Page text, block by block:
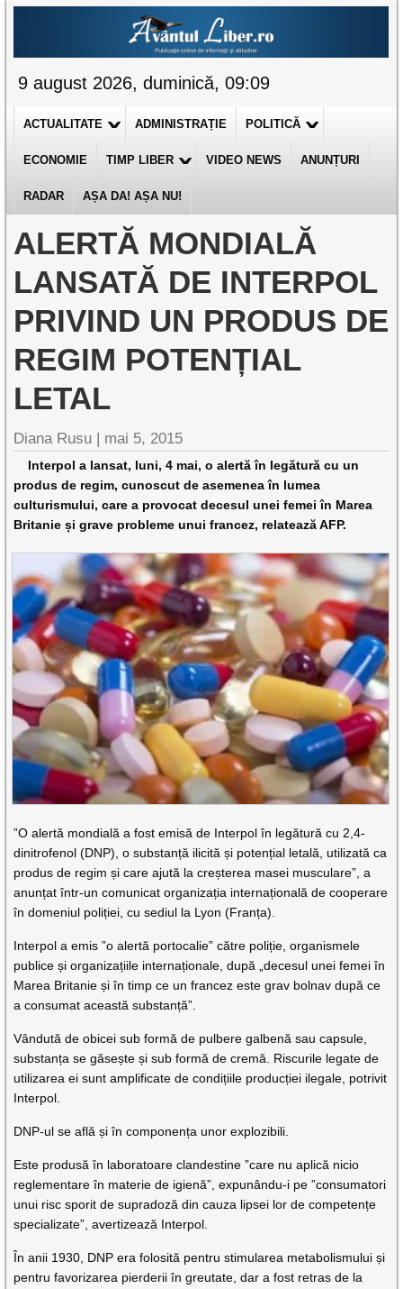
9 august 2026, duminică, 09:09
ACTUALITATE ADMINISTRAȚIE POLITICĂ
ECONOMIE TIMP LIBER VIDEO NEWS ANUNȚURI
RADAR AȘA DA! AȘA NU!
ALERTĂ MONDIALĂ
LANSATĂ DE INTERPOL
PRIVIND UN PRODUS DE
REGIM POTENȚIAL
LETAL
Diana Rusu | mai 5, 2015
Interpol a lansat, luni, 4 mai, o alertă în legătură cu un
produs de regim, cunoscut de asemenea în lumea
culturismului, care a provocat decesul unei femei în Marea
Britanie și grave probleme unui francez, relatează AFP.
”O alertă mondială a fost emisă de Interpol în legătură cu 2,4-
dinitrofenol (DNP), o substanță ilicită și potențial letală, utilizată ca
produs de regim și care ajută la creșterea masei musculare”, a
anunțat într-un comunicat organizația internațională de cooperare
în domeniul poliției, cu sediul la Lyon (Franța).
Interpol a emis ”o alertă portocalie” către poliție, organismele
publice și organizațiile internaționale, după „decesul unei femei în
Marea Britanie și în timp ce un francez este grav bolnav după ce
a consumat această substanță”.
Vândută de obicei sub formă de pulbere galbenă sau capsule,
substanța se găsește și sub formă de cremă. Riscurile legate de
utilizarea ei sunt amplificate de condițiile producției ilegale, potrivit
Interpol.
DNP-ul se află și în componența unor explozibili.
Este produsă în laboratoare clandestine ”care nu aplică nicio
reglementare în materie de igienă”, expunându-i pe ”consumatori
unui risc sporit de supradoză din cauza lipsei lor de competențe
specializate”, avertizează Interpol.
În anii 1930, DNP era folosită pentru stimularea metabolismului și
pentru favorizarea pierderii în greutate, dar a fost retras de la